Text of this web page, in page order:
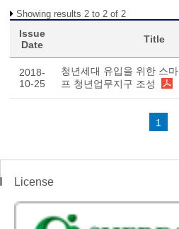
Showing results 2 to 2 of 2
Issue
Date
Title
2018-
10-25
청년세대 유입을 위한 스
프 청년업무지구 조성
1
License